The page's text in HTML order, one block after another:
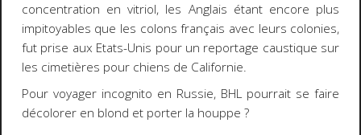
concentration en vitriol, les Anglais étant encore plus
impitoyables que les colons français avec leurs colonies,
fut prise aux Etats-Unis pour un reportage caustique sur
les cimetières pour chiens de Californie.
Pour voyager incognito en Russie, BHL pourrait se faire
décolorer en blond et porter la houppe ?